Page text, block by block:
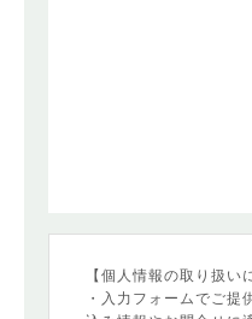
【個人情報の取り扱い
・入力フォームでご提